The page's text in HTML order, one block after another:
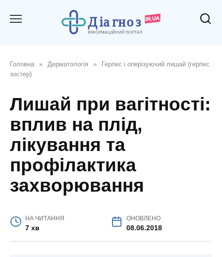
Головна » Дерматологія »
Герпес і оперізуючий лишай (герпес
зостер)
Лишай при вагітності:
вплив на плід,
лікування та
профілактика
захворювання
НА ЧИТАННЯ
7 хв
ОНОВЛЕНО
08.06.2018